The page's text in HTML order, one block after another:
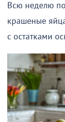
Всю неделю
крашеные
с остатками